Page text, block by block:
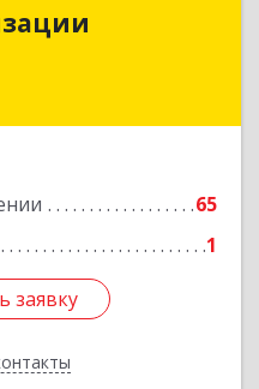
65
1
заявку
Подробнее
заявку